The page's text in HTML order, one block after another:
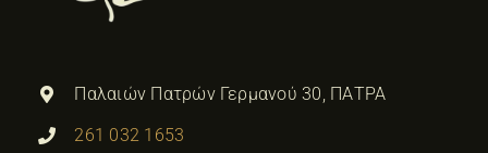
Παλαιών Πατρών Γερμανού 30, ΠΑΤΡΑ
261 032 1653